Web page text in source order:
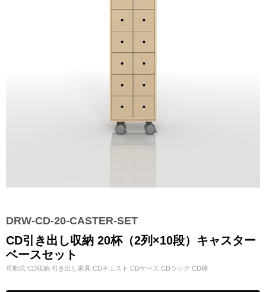
DRW-CD-20-CASTER-SET
CD引き出し収納 20杯（2列×10段）キャスター
ベースセット
可動式 CD収納 引き出し家具 CDチェスト CDケース CDラック CD棚